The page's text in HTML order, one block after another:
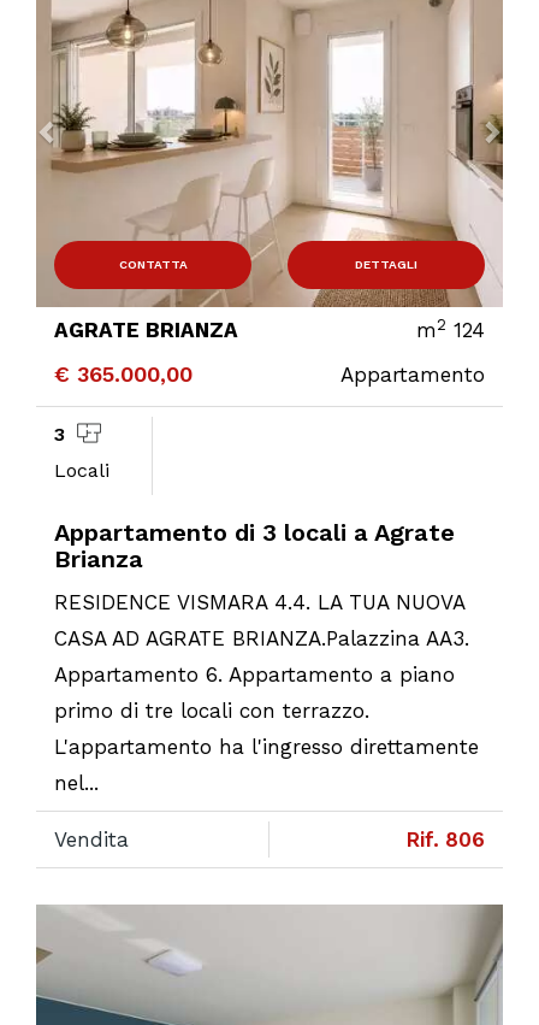
CONTATTA DETTAGLI
AGRATE BRIANZA m2 124
€ 365.000,00 Appartamento
3
Locali
Appartamento di 3 locali a Agrate
Brianza
RESIDENCE VISMARA 4.4. LA TUA NUOVA
CASA AD AGRATE BRIANZA.Palazzina AA3.
Appartamento 6. Appartamento a piano
primo di tre locali con terrazzo.
L'appartamento ha l'ingresso direttamente
nel...
Vendita Rif. 806